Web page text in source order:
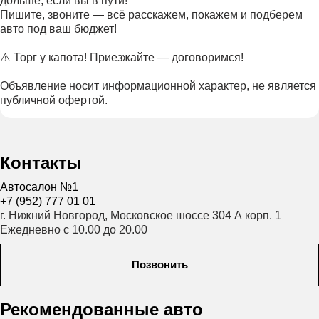
Пишите, звоните — всё расскажем, покажем и подберем
авто под ваш бюджет!
⚠️ Торг у капота! Приезжайте — договоримся!
Объявление носит информационной характер, не является
публичной офертой.
Контакты
Автосалон №1
+7 (952) 777 01 01
г. Нижний Новгород, Московское шоссе 304 А корп. 1
Ежедневно с 10.00 до 20.00
Позвонить
Рекомендованные авто